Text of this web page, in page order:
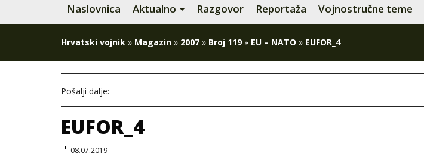
Naslovnica Aktualno Razgovor Reportaža Vojnostručne teme
Hrvatski vojnik » Magazin » 2007 » Broj 119» EU – NATO » EUFOR_4
Pošalji dalje:
EUFOR_4
08.07.2019